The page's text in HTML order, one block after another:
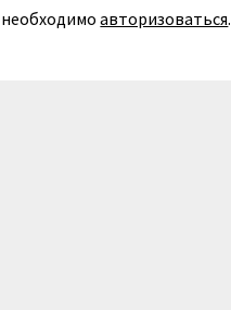
авторизоваться.